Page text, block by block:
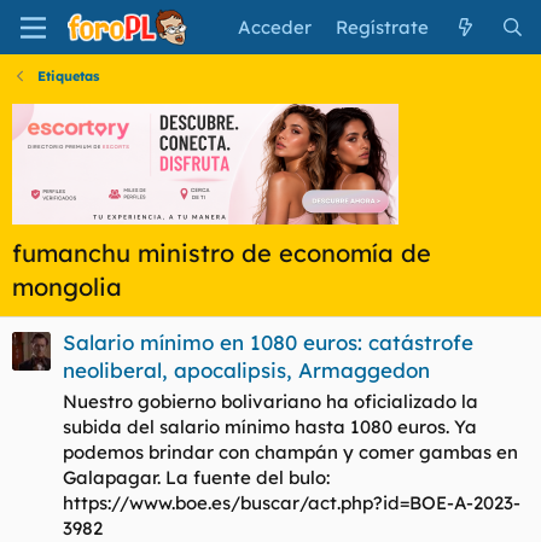
Acceder Regístrate
Etiquetas
fumanchu ministro de economía de
mongolia
Salario mínimo en 1080 euros: catástrofe
neoliberal, apocalipsis, Armaggedon
Nuestro gobierno bolivariano ha oficializado la
subida del salario mínimo hasta 1080 euros. Ya
podemos brindar con champán y comer gambas en
Galapagar. La fuente del bulo:
https://www.boe.es/buscar/act.php?id=BOE-A-2023-
3982